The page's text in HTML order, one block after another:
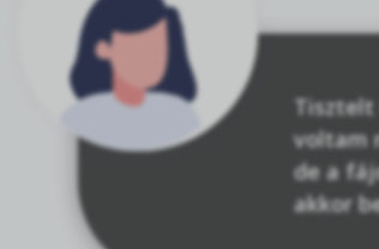
Tisztelt
voltam
de a
akkor